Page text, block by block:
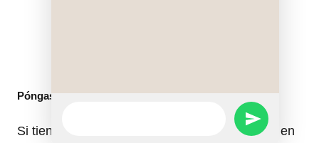
Póngase en contacto con
Si tiene alguna pregunta, no dude en ponerse en
SEND